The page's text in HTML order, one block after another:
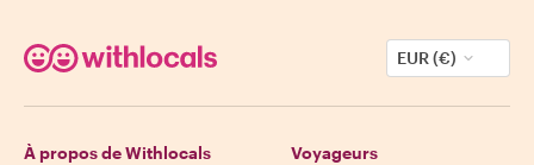
EUR (€)
À propos de Withlocals Voyageurs